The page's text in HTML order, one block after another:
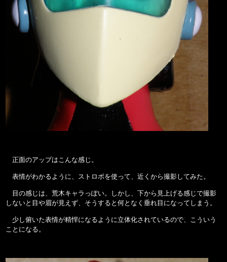
正面のアップはこんな感じ。
表情がわかるように、ストロボを使って、近くから撮影してみた。
目の感じは、荒木キャラっぽい。しかし、下から見上げる感じで撮影
しないと目や眉が見えず、そうすると何となく垂れ目になってしまう。
少し俯いた表情が精悍になるように立体化されているので、こういう
ことになる。